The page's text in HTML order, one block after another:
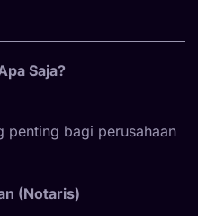
Saja?
penting bagi perusahaan
(Notaris)